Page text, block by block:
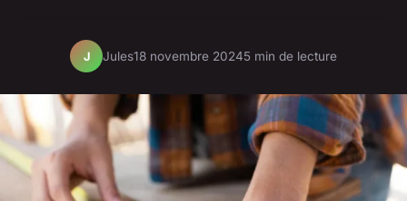
J Jules18 novembre 20245 min de lecture